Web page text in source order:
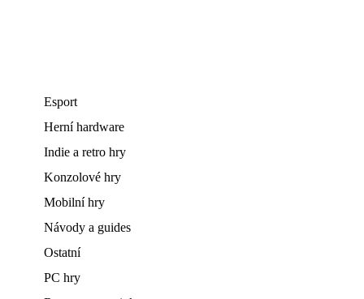
Esport
Herní hardware
Indie a retro hry
Konzolové hry
Mobilní hry
Návody a guides
Ostatní
PC hry